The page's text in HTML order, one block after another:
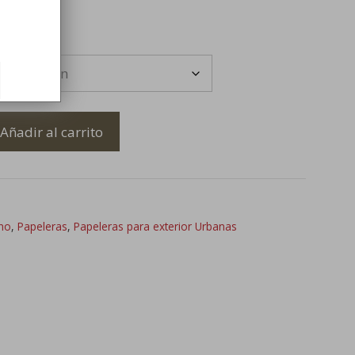
Añadir al carrito
, Papeleras, Papeleras para exterior Urbanas